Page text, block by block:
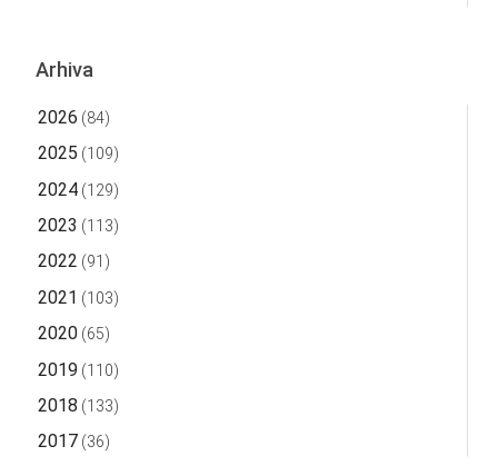
Arhiva
2026 (84)
2025 (109)
2024(129)
2023 (113)
2022 (91)
2021 (103)
2020(65)
2019 (110)
2018 (133)
2017(36)